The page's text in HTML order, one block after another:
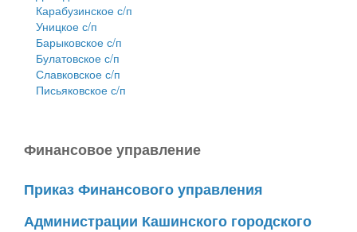
Карабузинское с/п
Уницкое с/п
Барыковское с/п
Булатовское с/п
Славковское с/п
Письяковское с/п
Финансовое управление
Приказ Финансового управления
Администрации Кашинского городского